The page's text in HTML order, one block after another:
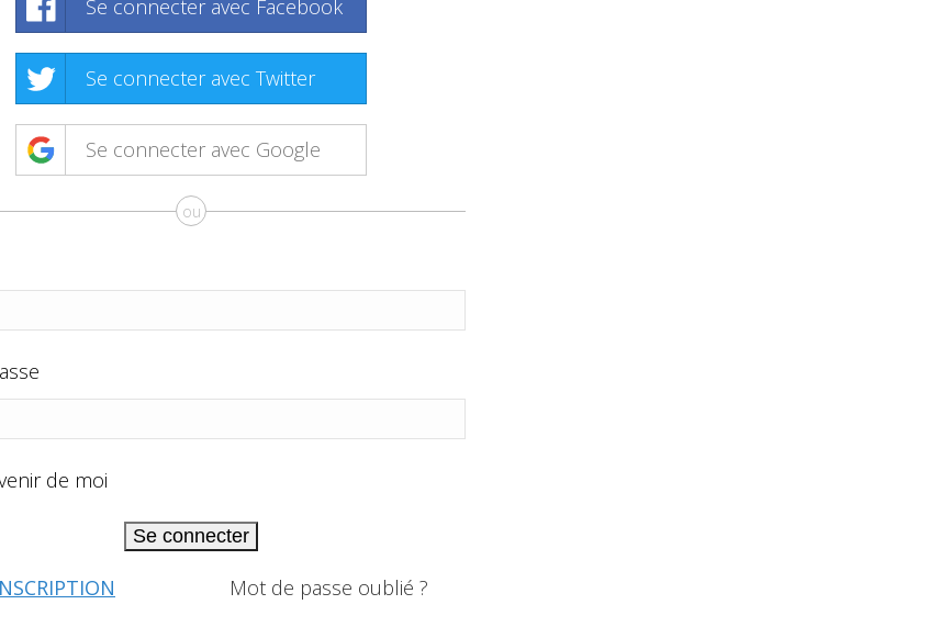
Se connecter avec Facebook
Se connecter avec Twitter
Se connecter avec Google
ou
de moi
Se connecter
Mot de passe oublié ?